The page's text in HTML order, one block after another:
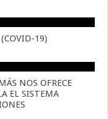
19)
NOS OFRECE
EL SISTEMA